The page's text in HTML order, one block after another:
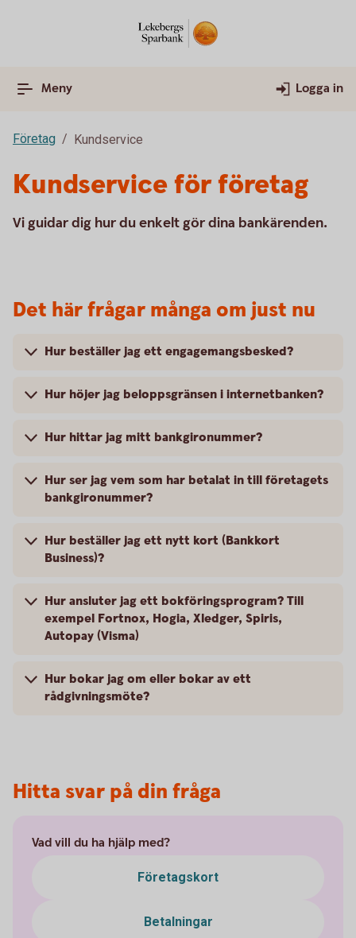
Meny Logga in
Företag Kundservice
Kundservice för företag
Vi guidar dig hur du enkelt gör dina bankärenden.
Det här frågar många om just nu
Hur beställer jag ett engagemangsbesked?
Hur höjer jag beloppsgränsen i internetbanken?
Hur hittar jag mitt bankgironummer?
Hur ser jag vem som har betalat in till företagets
bankgironummer?
Hur beställer jag ett nytt kort (Bankkort
Business)?
Hur ansluter jag ett bokföringsprogram? Till
exempel Fortnox, Hogia, Xledger, Spiris,
Autopay (Visma)
Hur bokar jag om eller bokar av ett
rådgivningsmöte?
Hitta svar på din fråga
Vad vill du ha hjälp med?
Företagskort
Betalningar